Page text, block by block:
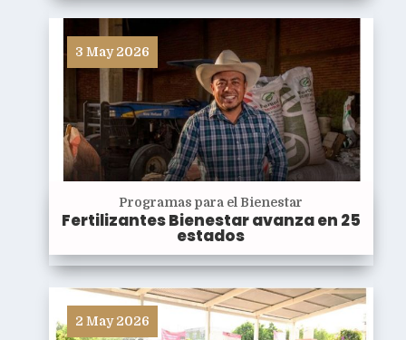
3 May 2026
Programas para el Bienestar
Fertilizantes Bienestar avanza en 25
estados
2 May 2026